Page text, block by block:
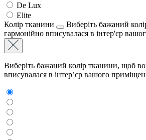
De Lux
Elite
Колір тканини
Виберіть бажаний
гармонійно вписувалася в інтер'єр
Виберіть бажаний колір тканини, щоб
вписувалася в інтер’єр вашого